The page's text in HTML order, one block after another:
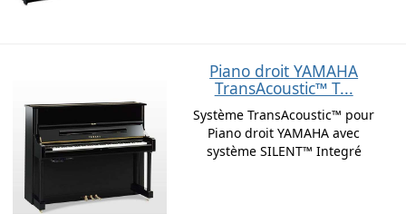
Piano droit YAMAHA
TransAcoustic™ T...
Système TransAcoustic™ pour
Piano droit YAMAHA avec
système SILENT™ Integré